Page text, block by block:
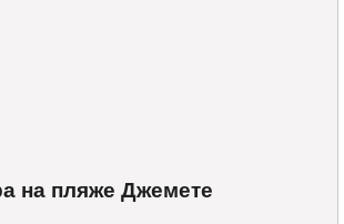
на пляже Джемете